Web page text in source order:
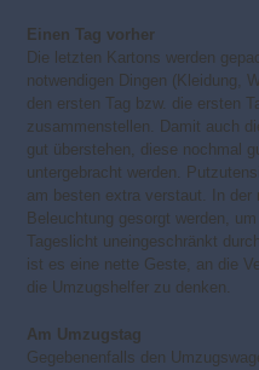
Einen Tag vorher
Die letzten Kartons werden
notwendigen Dingen (Kleidung,
den ersten Tag bzw. die ersten
zusammenstellen. Damit auch
gut überstehen, diese nochmal
untergebracht werden.
am besten extra verstaut. In der
Beleuchtung gesorgt werden,
Tageslicht uneingeschränkt
ist es eine nette Geste, an die
die Umzugshelfer zu denken.
Am Umzugstag
Gegebenenfalls den